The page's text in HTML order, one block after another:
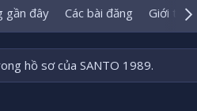
gần đây Các bài đăng Giới
hồ sơ của SANTO 1989.